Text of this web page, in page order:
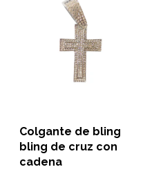
Colgante de bling
bling de cruz con
cadena